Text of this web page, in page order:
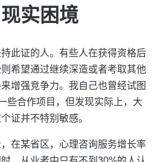
实困境
此证的人。有些人在获得资格后
希望通过继续深造或者考取其他
增强竞争力。我自己也曾经试图
些合作项目，但发现实际上，大
证并不特别敏感。
在某省区，心理咨询服务增长率